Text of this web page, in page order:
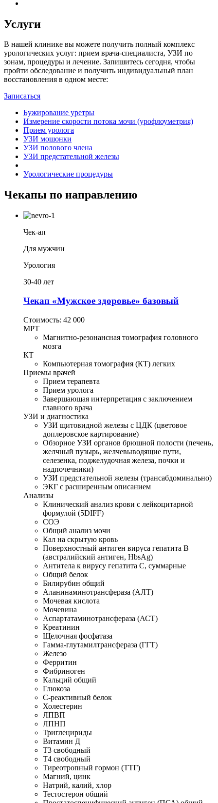
Услуги
В нашей клинике вы можете получить полный комплекс
урологических услуг: прием врача-специалиста, УЗИ по
зонам, процедуры и лечение. Запишитесь сегодня, чтобы
пройти обследование и получить индивидуальный план
восстановления в одном месте:
Записаться
Бужирование уретры
Измерение скорости потока мочи (урофлоуметрия)
Прием уролога
УЗИ мошонки
УЗИ полового члена
УЗИ предстательной железы
Урологические процедуры
Чекапы по направлению
Чек-ап
Для мужчин
Урология
30-40 лет
Чекап «Мужское здоровье» базовый
Стоимость: 42 000
МРТ
Магнитно-резонансная томография головного
мозга
КТ
Компьютерная томография (КТ) легких
Приемы врачей
Прием терапевта
Прием уролога
Завершающая интерпретация с заключением
главного врача
УЗИ и диагностика
УЗИ щитовидной железы с ЦДК (цветовое
доплеровское картирование)
Обзорное УЗИ органов брюшной полости (печень,
желчный пузырь, желчевыводящие пути,
селезенка, поджелудочная железа, почки и
надпочечники)
УЗИ предстательной железы (трансабдоминально)
ЭКГ с расширенным описанием
Анализы
Клинический анализ крови с лейкоцитарной
формулой (5DIFF)
СОЭ
Общий анализ мочи
Кал на скрытую кровь
Поверхностный антиген вируса гепатита В
(австралийский антиген, HbsAg)
Антитела к вирусу гепатита С, суммарные
Общий белок
Билирубин общий
Аланинаминотрансфераза (АЛТ)
Мочевая кислота
Мочевина
Аспартатаминотрансфераза (АСТ)
Креатинин
Щелочная фосфатаза
Гамма-глутамилтрансфераза (ГГТ)
Железо
Ферритин
Фибриноген
Кальций общий
Глюкоза
С-реактивный белок
Холестерин
ЛПВП
ЛПНП
Триглецириды
Витамин Д
Т3 свободный
Т4 свободный
Тиреотропный гормон (ТТГ)
Магний, цинк
Натрий, калий, хлор
Тестостерон общий